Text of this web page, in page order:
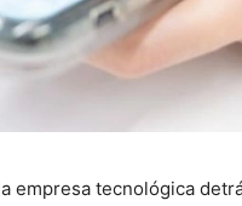
empresa tecnológica